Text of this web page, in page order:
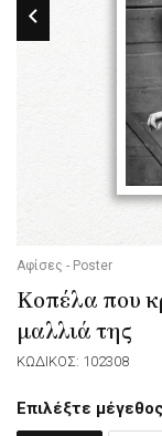
Αφίσες - Poster
Κοπέλα που
μαλλιά της
ΚΩΔΙΚΟΣ: 102308
Επιλέξτε